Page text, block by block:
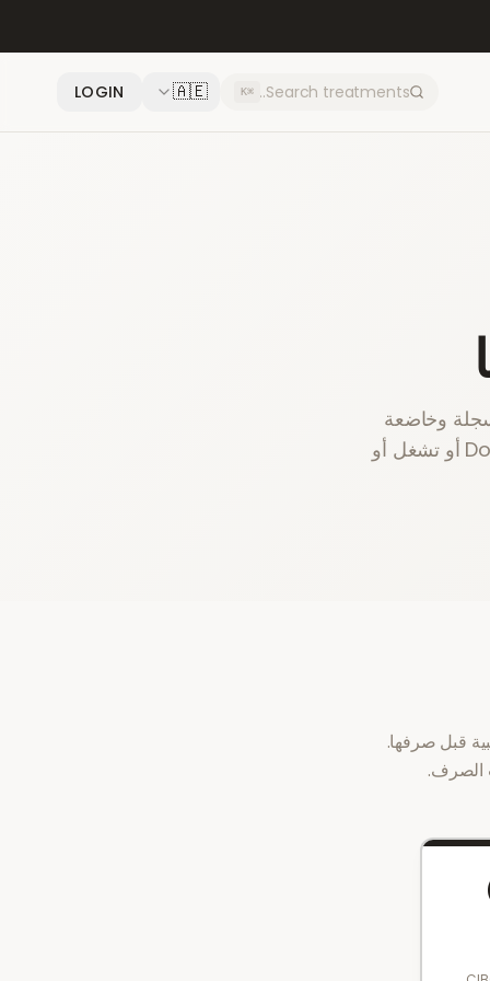
⌘K
🇦🇪
LOGIN
وخاضعة
للتنظيم الكامل في المملكة المتحدة والاتحاد الأوروبي. لا تملك منصة DokterNow أو تشغل أو
قبل صرفها.
الصرف.